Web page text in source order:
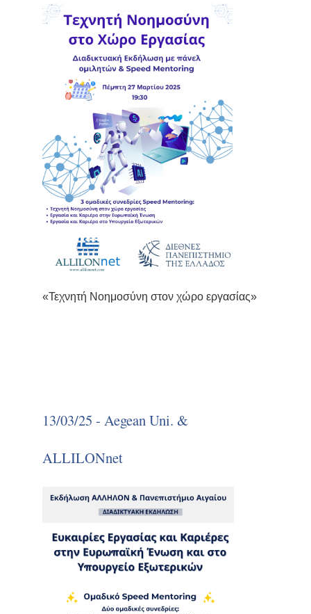
«Τεχνητή Νοημοσύνη στον χώρο εργασίας»
13/03/25 - Aegean Uni. &
ALLILONnet